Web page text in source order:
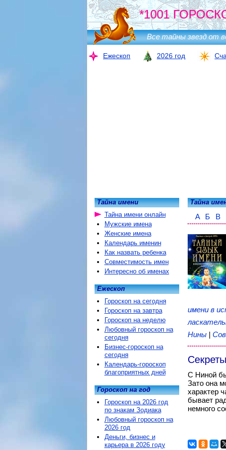
*1001
Все тайны звезд от
Ежескоп 2026 год
Тайна
А Б В
имени в
Нины |
С Ниной
Зато она
характер
бывает
немного
Тайна имени
Тайна имени онлайн
Мужские имена
Женские имена
Календарь именин
Как назвать ребенка
Совместимость имен
Интересно об именах
Ежескоп
Гороскоп на сегодня
Гороскоп на завтра
Гороскоп на неделю
Любовный гороскоп на
сегодня
Бизнес-гороскоп на
сегодня
Календарь-гороскоп
благоприятных дней
Гороскоп на год
Гороскоп на 2026 год
по знакам Зодиака
Любовный гороскоп на
2026 год
Деньги, бизнес и
карьера в 2026 году